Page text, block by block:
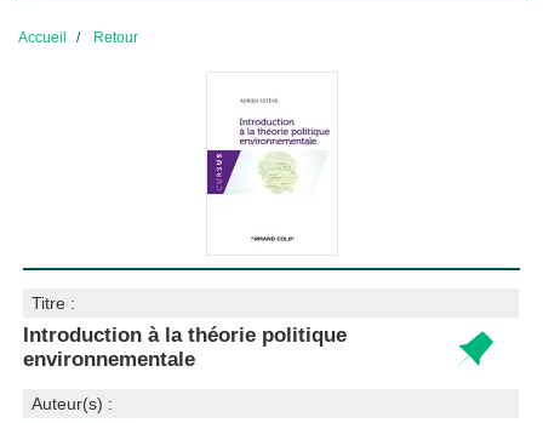
Accueil Retour
Titre :
Introduction à la théorie politique
environnementale
Auteur(s) :